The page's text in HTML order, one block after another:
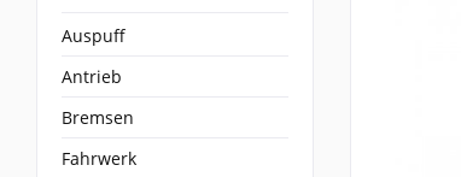
Auspuff
Antrieb
Bremsen
Fahrwerk